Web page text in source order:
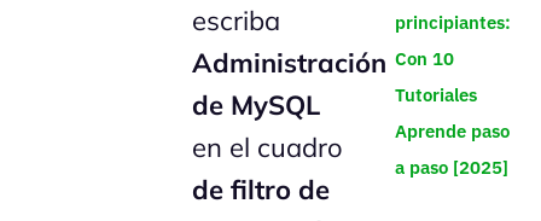
escriba
Administración
de MySQL
en el cuadro
de filtro de
principiantes:
Con 10
Tutoriales
Aprende paso
a paso [2025]